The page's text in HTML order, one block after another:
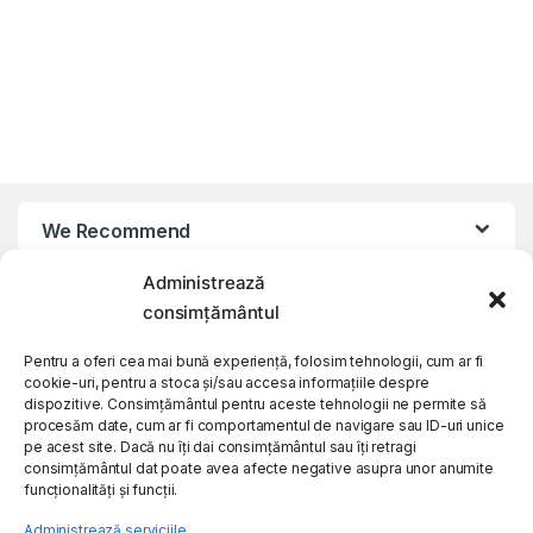
Administrează
consimțământul
Pentru a oferi cea mai bună experiență, folosim tehnologii, cum ar fi
cookie-uri, pentru a stoca și/sau accesa informațiile despre
dispozitive. Consimțământul pentru aceste tehnologii ne permite să
procesăm date, cum ar fi comportamentul de navigare sau ID-uri unice
pe acest site. Dacă nu îți dai consimțământul sau îți retragi
consimțământul dat poate avea afecte negative asupra unor anumite
funcționalități și funcții.
We Recommend
Customer Care
About Us